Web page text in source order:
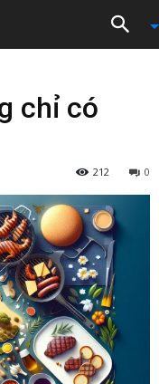
chỉ có
0
212